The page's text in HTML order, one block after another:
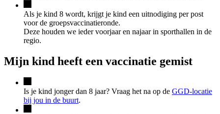
Als je kind 8 wordt, krijgt je kind een uitnodiging per post
voor de groepsvaccinatieronde.
Deze houden we ieder voorjaar en najaar in sporthallen in de
regio.
Mijn kind heeft een vaccinatie gemist
Is je kind jonger dan 8 jaar? Vraag het na op de GGD-locatie
bij jou in de buurt.